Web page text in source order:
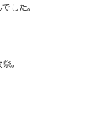
した。
。